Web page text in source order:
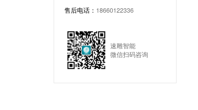
售后电话： 18660122336
速雕智能
微信扫码咨询